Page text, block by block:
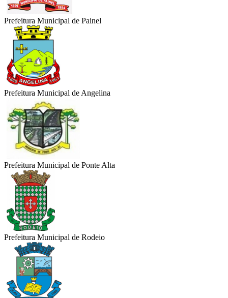
Prefeitura Municipal de Painel
Prefeitura Municipal de Angelina
Prefeitura Municipal de Ponte Alta
Prefeitura Municipal de Rodeio